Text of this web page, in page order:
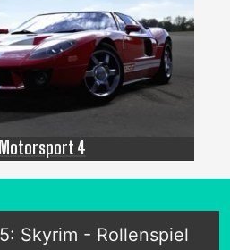
4
Skyrim - Rollenspiel